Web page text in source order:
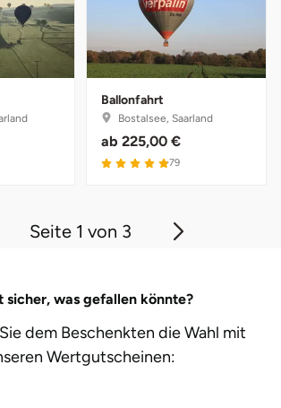
Ballonfahrt
Bostalsee, Saarland
ab 225,00 €
79
Seite 1 von 3
sicher, was gefallen könnte?
dem Beschenkten die Wahl mit
Wertgutscheinen: